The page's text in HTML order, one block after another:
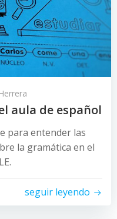
aula de español
para entender las
la gramática en el
seguir leyendo